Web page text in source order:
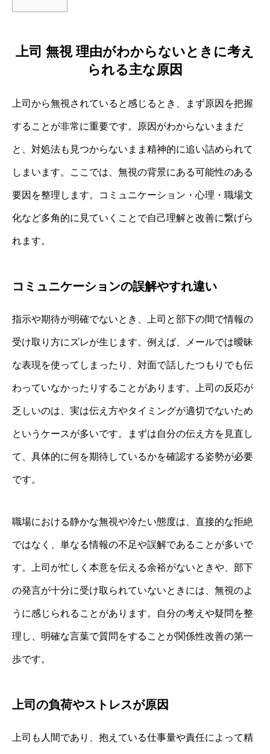
上司 無視 理由がわからないときに考え
られる主な原因
上司から無視されていると感じるとき、まず原因を把握
することが非常に重要です。原因がわからないままだ
と、対処法も見つからないまま精神的に追い詰められて
しまいます。ここでは、無視の背景にある可能性のある
要因を整理します。コミュニケーション・心理・職場文
化など多角的に見ていくことで自己理解と改善に繋げら
れます。
コミュニケーションの誤解やすれ違い
指示や期待が明確でないとき、上司と部下の間で情報の
受け取り方にズレが生じます。例えば、メールでは曖昧
な表現を使ってしまったり、対面で話したつもりでも伝
わっていなかったりすることがあります。上司の反応が
乏しいのは、実は伝え方やタイミングが適切でないため
というケースが多いです。まずは自分の伝え方を見直し
て、具体的に何を期待しているかを確認する姿勢が必要
です。
職場における静かな無視や冷たい態度は、直接的な拒絶
ではなく、単なる情報の不足や誤解であることが多いで
す。上司が忙しく本意を伝える余裕がないときや、部下
の発言が十分に受け取られていないときには、無視のよ
うに感じられることがあります。自分の考えや疑問を整
理し、明確な言葉で質問をすることが関係性改善の第一
歩です。
上司の負荷やストレスが原因
上司も人間であり、抱えている仕事量や責任によって精